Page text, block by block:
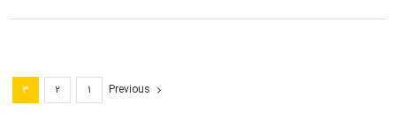
Previous ۱ ۲ ۳